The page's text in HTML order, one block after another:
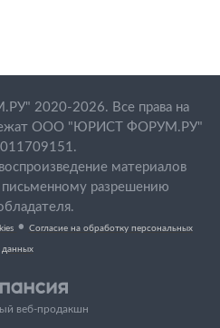
2020-2026. Все права на
ООО "ЮРИСТ ФОРУМ.РУ"
материалов
разрешению
• Согласие на обработку персональных
данных
веб-продакшн